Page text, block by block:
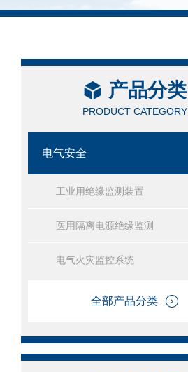
产品分类
PRODUCT CATEGORY
电气安全
工业用绝缘监测装置
医用隔离电源绝缘监测
电气火灾监控系统
全部产品分类